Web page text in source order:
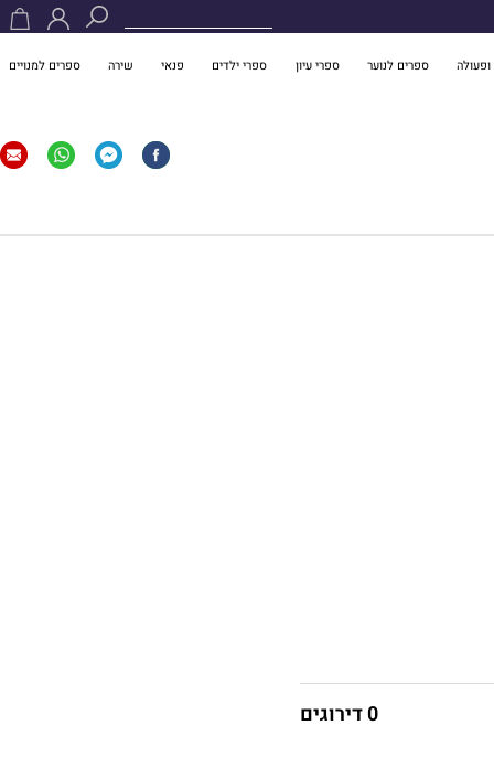
ספרים לנוער ספרי עיון ספרי ילדים פנאי שירה ספרים למנויים
0 דירוגים